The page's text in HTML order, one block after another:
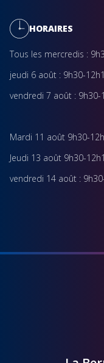
HORAIRES
Tous les mercredis :
jeudi 6 août : 9h30-
vendredi 7 août : 9h30-
Mardi 11 août 9h30-
Jeudi 13 août 9h30-
vendredi 14 août :